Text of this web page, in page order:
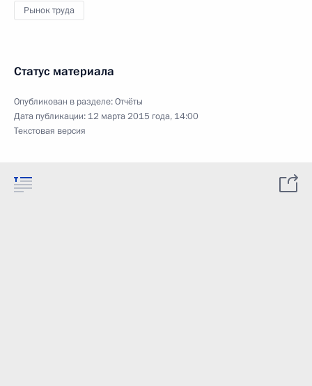
Рынок труда
Статус материала
Опубликован в разделе:Отчёты
Дата публикации: 12 марта 2015 года, 14:00
Текстовая версия